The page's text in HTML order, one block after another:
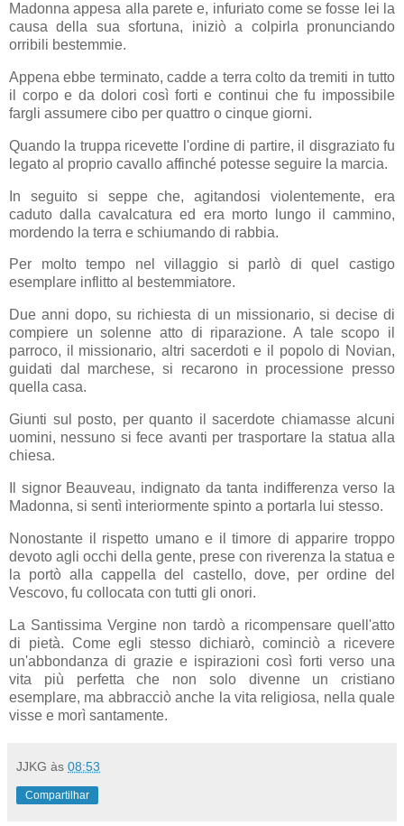
Madonna appesa alla parete e, infuriato come se fosse lei la
causa della sua sfortuna, iniziò a colpirla pronunciando
orribili bestemmie.
Appena ebbe terminato, cadde a terra colto da tremiti in tutto
il corpo e da dolori così forti e continui che fu impossibile
fargli assumere cibo per quattro o cinque giorni.
Quando la truppa ricevette l'ordine di partire, il disgraziato fu
legato al proprio cavallo affinché potesse seguire la marcia.
In seguito si seppe che, agitandosi violentemente, era
caduto dalla cavalcatura ed era morto lungo il cammino,
mordendo la terra e schiumando di rabbia.
Per molto tempo nel villaggio si parlò di quel castigo
esemplare inflitto al bestemmiatore.
Due anni dopo, su richiesta di un missionario, si decise di
compiere un solenne atto di riparazione. A tale scopo il
parroco, il missionario, altri sacerdoti e il popolo di Novian,
guidati dal marchese, si recarono in processione presso
quella casa.
Giunti sul posto, per quanto il sacerdote chiamasse alcuni
uomini, nessuno si fece avanti per trasportare la statua alla
chiesa.
Il signor Beauveau, indignato da tanta indifferenza verso la
Madonna, si sentì interiormente spinto a portarla lui stesso.
Nonostante il rispetto umano e il timore di apparire troppo
devoto agli occhi della gente, prese con riverenza la statua e
la portò alla cappella del castello, dove, per ordine del
Vescovo, fu collocata con tutti gli onori.
La Santissima Vergine non tardò a ricompensare quell'atto
di pietà. Come egli stesso dichiarò, cominciò a ricevere
un'abbondanza di grazie e ispirazioni così forti verso una
vita più perfetta che non solo divenne un cristiano
esemplare, ma abbracciò anche la vita religiosa, nella quale
visse e morì santamente.
JJKG às 08:53
Compartilhar